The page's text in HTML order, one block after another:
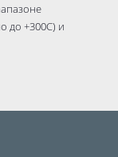
до +300С) и